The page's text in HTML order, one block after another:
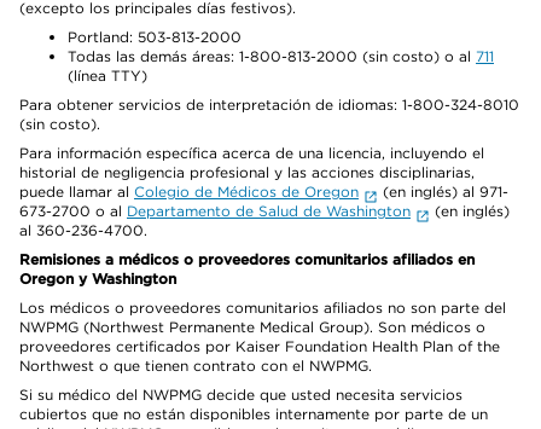
(excepto los principales días festivos).
Portland: 503-813-2000
Todas las demás áreas: 1-800-813-2000 (sin costo) o al 711
(línea TTY)
Para obtener servicios de interpretación de idiomas: 1-800-324-8010
(sin costo).
Para información específica acerca de una licencia, incluyendo el
historial de negligencia profesional y las acciones disciplinarias,
puede llamar al Colegio de Médicos de Oregon
(en inglés) al 971-
673-2700 o al Departamento de Salud de Washington
(en inglés)
al 360-236-4700.
Remisiones a médicos o proveedores comunitarios afiliados en
Oregon y Washington
Los médicos o proveedores comunitarios afiliados no son parte del
NWPMG (Northwest Permanente Medical Group). Son médicos o
proveedores certificados por Kaiser Foundation Health Plan of the
Northwest o que tienen contrato con el NWPMG.
Si su médico del NWPMG decide que usted necesita servicios
cubiertos que no están disponibles internamente por parte de un